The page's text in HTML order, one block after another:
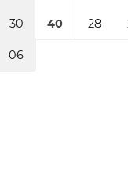
30
06
40 28